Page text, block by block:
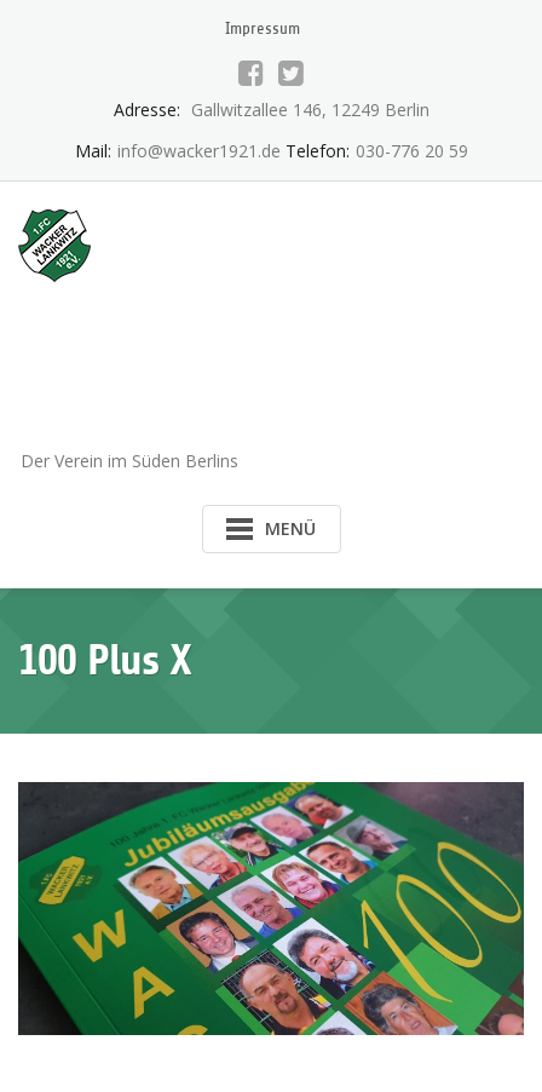
Impressum
Adresse: Gallwitzallee 146, 12249 Berlin
Mail: info@wacker1921.de Telefon: 030-776 20 59
Der Verein im Süden Berlins
MENÜ
100 Plus X